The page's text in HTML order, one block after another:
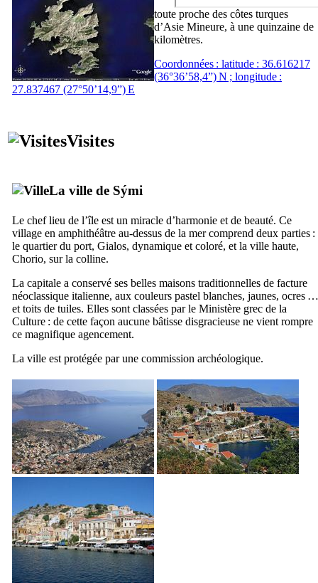
toute proche des côtes turques
d’Asie Mineure, à une quinzaine de
kilomètres.
Coordonnées : latitude : 36.616217
(36°36’58,4”) N ; longitude :
27.837467 (27°50’14,9”) E
Visites
La ville de Sými
Le chef lieu de l’île est un miracle d’harmonie et de beauté. Ce
village en amphithéâtre au-dessus de la mer comprend deux parties :
le quartier du port, Gialos, dynamique et coloré, et la ville haute,
Chorio, sur la colline.
La capitale a conservé ses belles maisons traditionnelles de facture
néoclassique italienne, aux couleurs pastel blanches, jaunes, ocres …
et toits de tuiles. Elles sont classées par le Ministère grec de la
Culture : de cette façon aucune bâtisse disgracieuse ne vient rompre
ce magnifique agencement.
La ville est protégée par une commission archéologique.